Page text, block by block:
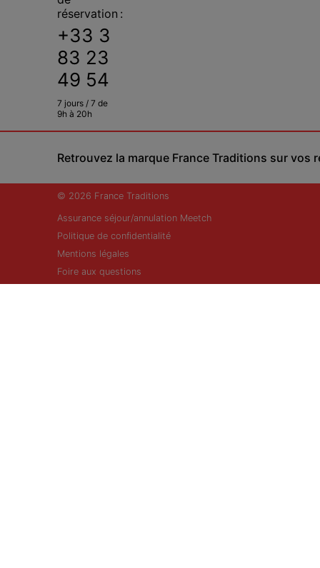
réservation :
+33 3
83 23
49 54
7 jours / 7 de
9h à 20h
Retrouvez la marque France Traditions sur vos
© 2026 France Traditions
Assurance séjour/annulation Meetch
Politique de confidentialité
Mentions légales
Foire aux questions